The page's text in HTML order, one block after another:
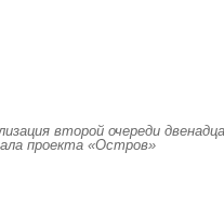
второй очереди
проекта «Остров»